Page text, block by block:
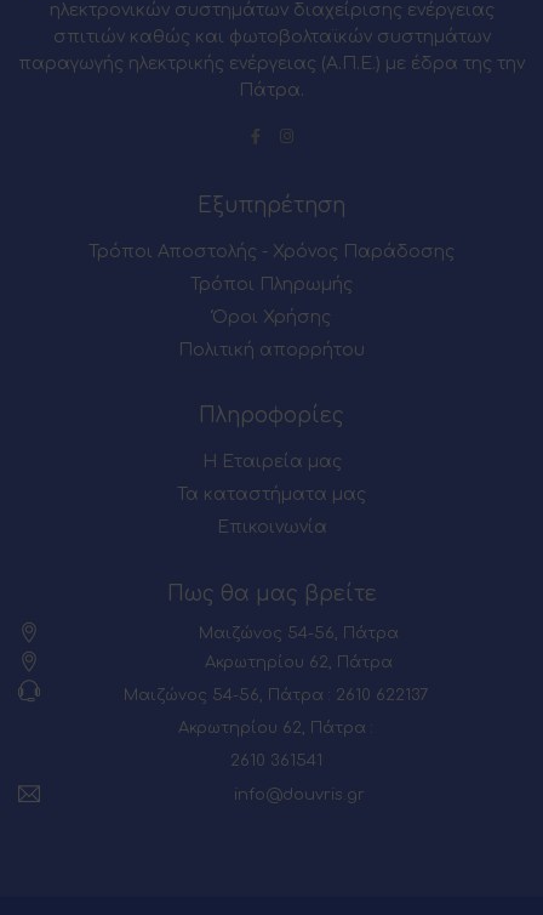
ηλεκτρονικών συστημάτων διαχείρισης ενέργειας
σπιτιών καθώς και φωτοβολταϊκών συστημάτων
παραγωγής ηλεκτρικής ενέργειας (Α.Π.Ε.) με έδρα της την
Πάτρα.
Εξυπηρέτηση
Τρόποι Αποστολής - Χρόνος Παράδοσης
Τρόποι Πληρωμής
Όροι Χρήσης
Πολιτική απορρήτου
Πληροφορίες
Η Εταιρεία μας
Τα καταστήματα μας
Επικοινωνία
Πως θα μας βρείτε
Μαιζώνος 54-56, Πάτρα
Ακρωτηρίου 62, Πάτρα
Μαιζώνος 54-56, Πάτρα : 2610 622137
Ακρωτηρίου 62, Πάτρα :
2610 361541
info@douvris.gr